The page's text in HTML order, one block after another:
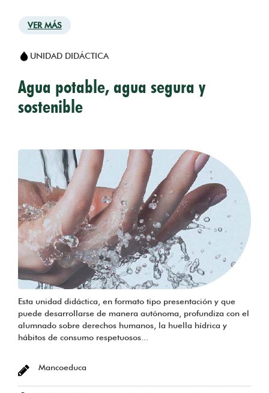
VER MÁS
UNIDAD DIDÁCTICA
Agua potable, agua segura y
sostenible
Esta unidad didáctica, en formato tipo presentación y que
puede desarrollarse de manera autónoma, profundiza con el
alumnado sobre derechos humanos, la huella hídrica y
hábitos de consumo respetuosos...
Mancoeduca